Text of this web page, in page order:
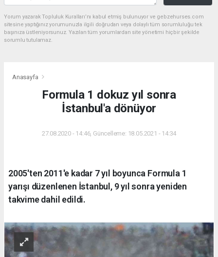
Yorum yazarak Topluluk Kuralları’nı kabul etmiş bulunuyor ve gebzehurses.com
sitesine yaptığınız yorumunuzla ilgili doğrudan veya dolaylı tüm sorumluluğu tek
başınıza üstleniyorsunuz. Yazılan tüm yorumlardan site yönetimi hiçbir şekilde
sorumlu tutulamaz.
Anasayfa
Formula 1 dokuz yıl sonra
İstanbul'a dönüyor
27.08.2020 - 14:46, Güncelleme: 18.05.2021 - 14:34
2005'ten 2011'e kadar 7 yıl boyunca Formula 1
yarışı düzenlenen İstanbul, 9 yıl sonra yeniden
takvime dahil edildi.